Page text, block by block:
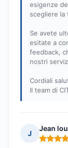
esigenze
scegliere
Se avete
esitate a
feedback,
nostri
Cordiali
Il team di
J
Jean
Nota: 4